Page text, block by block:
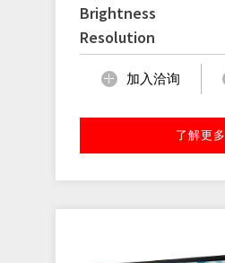
Brightness
Resolution
加入洽询
了解更多